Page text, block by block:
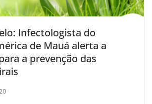
Infectologista do
de Mauá alerta a
a prevenção das